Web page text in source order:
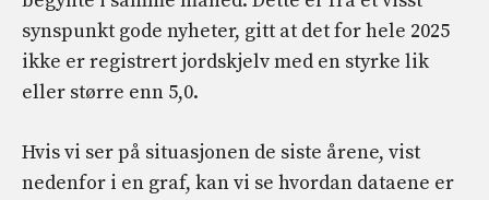
synspunkt gode nyheter, gitt at det for hele 2025
ikke er registrert jordskjelv med en styrke lik
eller større enn 5,0.
Hvis vi ser på situasjonen de siste årene, vist
nedenfor i en graf, kan vi se hvordan dataene er